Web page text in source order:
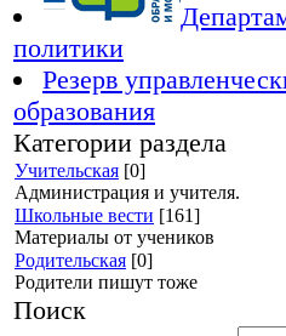
политики
Резерв
образования
Категории раздела
Учительская [0]
Администрация и учителя.
Школьные вести [161]
Материалы от учеников
Родительская [0]
Родители пишут тоже
Поиск